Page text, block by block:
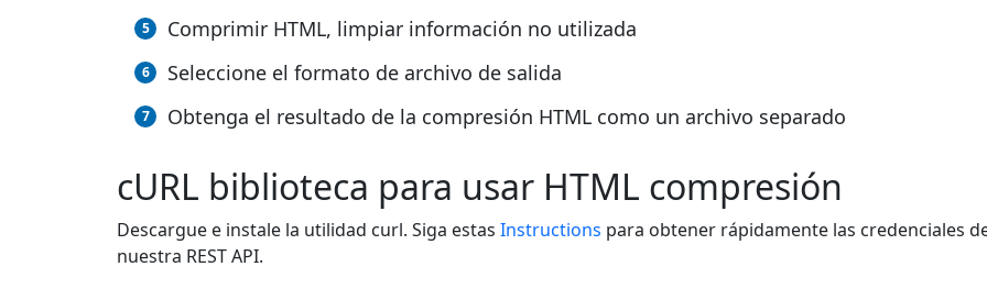
Comprimir HTML, limpiar información no utilizada
Seleccione el formato de archivo de salida
Obtenga el resultado de la compresión HTML como un archivo separado
cURL biblioteca para usar HTML compresión
Descargue e instale la utilidad curl. Siga estas Instructions para obtener rápidamente las credenciales
nuestra REST API.